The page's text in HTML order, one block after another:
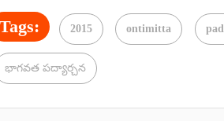
Tags: 2015 ontimitta
భాగవత పద్యార్చన